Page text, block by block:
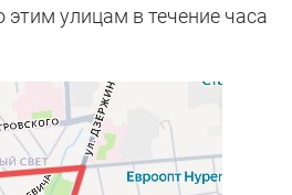
улицам в течение часа